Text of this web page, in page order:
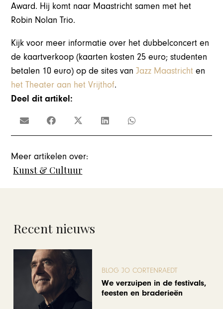
Award. Hij komt naar Maastricht samen met het
Robin Nolan Trio.
Kijk voor meer informatie over het dubbelconcert en
de kaartverkoop (kaarten kosten 25 euro; studenten
betalen 10 euro) op de sites vanJazz Maastricht en
het Theater aan het Vrijthof.
Deel dit artikel:
Meer artikelen over:
Kunst & Cultuur
Recent nieuws
BLOG JO CORTENRAEDT
We verzuipen in de festivals,
feesten en braderieën